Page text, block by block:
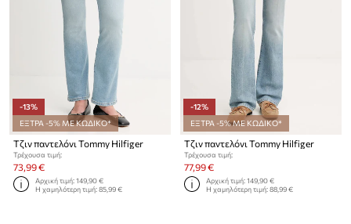
-13%
ΕΞΤΡΑ -5% ΜΕ ΚΩΔΙΚΟ*
Τζιν παντελόνι Tommy Hilfiger
Τρέχουσα τιμή:
73,99 €
Αρχική τιμή:149,90 €
Η χαμηλότερη τιμή:85,99 €
-12%
ΕΞΤΡΑ -5% ΜΕ ΚΩΔΙΚΟ*
Τζιν παντελόνι Tommy Hilfiger
Τρέχουσα τιμή:
77,99 €
Αρχική τιμή:149,90 €
Η χαμηλότερη τιμή:88,99 €